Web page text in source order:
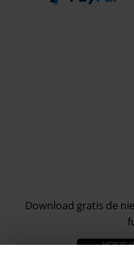
Download gratis de